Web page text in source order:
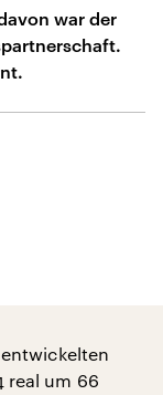
war der
real um 66